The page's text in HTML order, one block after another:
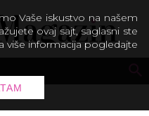
Vaše iskustvo na našem
ovaj sajt, saglasni ste
više informacija pogledajte